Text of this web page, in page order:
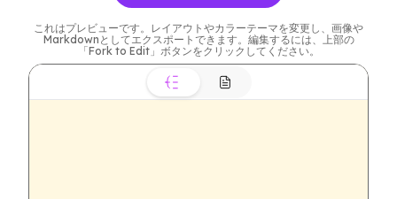
これはプレビューです。レイアウトやカラーテーマを変更し、画像や
Markdownとしてエクスポートできます。編集するには、上部の
「Fork to Edit」ボタンをクリックしてください。